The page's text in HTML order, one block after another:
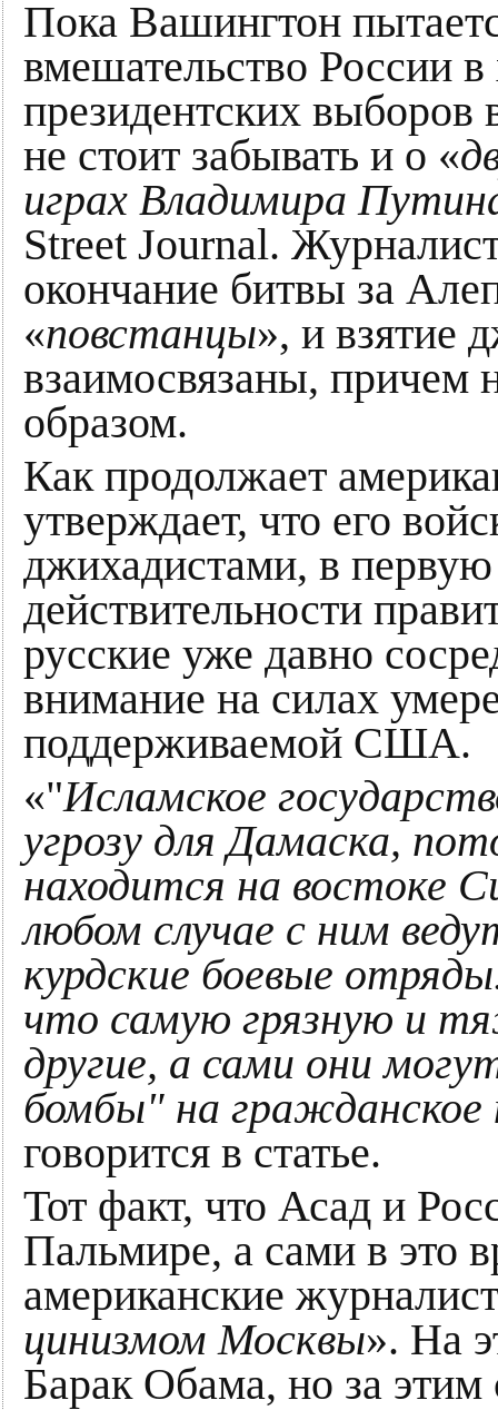
Пока Вашингтон
вмешательство России в
президентских выборов
не стоит забывать и о «
играх Владимира
Street Journal.
окончание битвы за
«повстанцы», и взятие
взаимосвязаны,
образом.
Как продолжает
утверждает, что его
джихадистами, в
действительности
русские уже давно
внимание на силах
поддерживаемой США.
«"Исламское
угрозу для Дамаска,
находится на востоке
любом случае с ним
курдские боевые
что самую грязную и
другие, а сами они
бомбы" на гражданское
говорится в статье.
Тот факт, что Асад и
Пальмире, а сами в это
американские
цинизмом Москвы». На
Барак Обама, но за этим